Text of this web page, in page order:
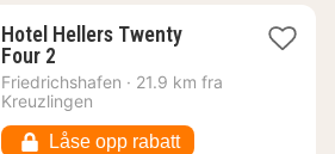
Hotel Hellers Twenty
Four 21
natt
fra
900
kr.
Friedrichshafen · 21.9 km fra
Kreuzlingen
Låse opp rabatt